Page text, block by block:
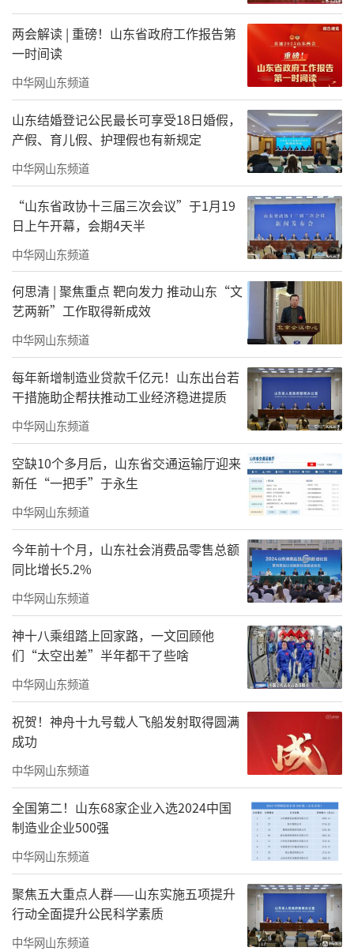
假期畅游欧乐堡,精彩享不停!
璀璨烟花点亮团圆夜
无人机星空秀、皇家乐队巡游...
各种假日精彩不要错过心动瞬间
先为堡贝们送上福利活动~
购票详情见文末
准备好挑战你的心跳了吗？
梦幻世界的刺激设备已整装待发
年轻人对勇气与欢乐拥有最极致的诠释
一起在尖叫中释放压力，欢笑中拥抱梦想
亲子奇遇 童梦空间
荷兰小镇的亲子过山车，体验尖叫中的温馨
并肩挑战心跳加速的动物危机
童年的欢笑与探索成为亲子间最紧密的纽带
两会解读 | 重磅！山东省政府工作报告第
一时间读
中华网山东频道
山东结婚登记公民最长可享受18日婚假，
产假、育儿假、护理假也有新规定
中华网山东频道
“山东省政协十三届三次会议”于1月19
日上午开幕，会期4天半
中华网山东频道
何思清 | 聚焦重点 靶向发力 推动山东“文
艺两新”工作取得新成效
中华网山东频道
每年新增制造业贷款千亿元！山东出台若
干措施助企帮扶推动工业经济稳进提质
中华网山东频道
空缺10个多月后，山东省交通运输厅迎来
新任“一把手”于永生
中华网山东频道
今年前十个月，山东社会消费品零售总额
同比增长5.2%
中华网山东频道
神十八乘组踏上回家路，一文回顾他
们“太空出差”半年都干了些啥
中华网山东频道
祝贺！神舟十九号载人飞船发射取得圆满
成功
中华网山东频道
全国第二！山东68家企业入选2024中国
制造业企业500强
中华网山东频道
聚焦五大重点人群——山东实施五项提升
行动全面提升公民科学素质
中华网山东频道